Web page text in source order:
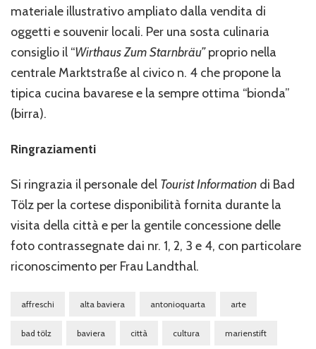
materiale illustrativo ampliato dalla vendita di
oggetti e souvenir locali. Per una sosta culinaria
consiglio il “Wirthaus Zum Starnbräu”proprio nella
centrale Marktstraße al civico n. 4 che propone la
tipica cucina bavarese e la sempre ottima “bionda”
(birra).
Ringraziamenti
Si ringrazia il personale del Tourist Information di Bad
Tölz per la cortese disponibilità fornita durante la
visita della città e per la gentile concessione delle
foto contrassegnate dai nr. 1, 2, 3 e 4, con particolare
riconoscimento per Frau Landthal.
affreschi alta baviera antonioquarta arte
bad tölz baviera città cultura marienstift